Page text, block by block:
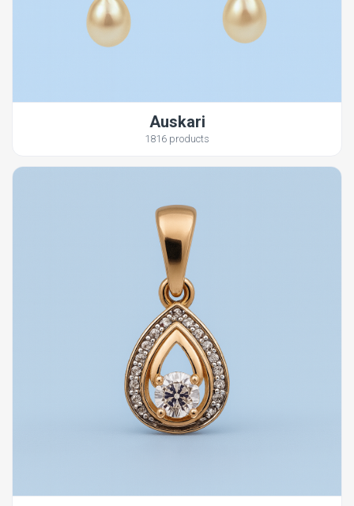
Auskari
1816 products